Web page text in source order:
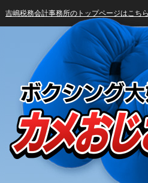
吉嶋税務会計事務所のトップページはこちら